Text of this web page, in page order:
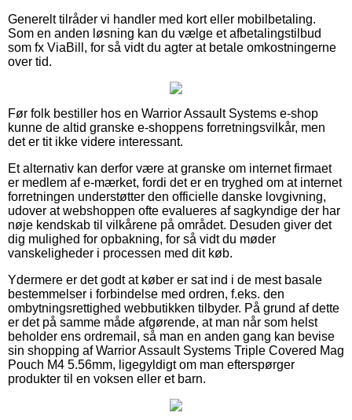
Generelt tilråder vi handler med kort eller mobilbetaling.
Som en anden løsning kan du vælge et afbetalingstilbud
som fx ViaBill, for så vidt du agter at betale omkostningerne
over tid.
Før folk bestiller hos en Warrior Assault Systems e-shop
kunne de altid granske e-shoppens forretningsvilkår, men
det er tit ikke videre interessant.
Et alternativ kan derfor være at granske om internet firmaet
er medlem af e-mærket, fordi det er en tryghed om at internet
forretningen understøtter den officielle danske lovgivning,
udover at webshoppen ofte evalueres af sagkyndige der har
nøje kendskab til vilkårene på området. Desuden giver det
dig mulighed for opbakning, for så vidt du møder
vanskeligheder i processen med dit køb.
Ydermere er det godt at køber er sat ind i de mest basale
bestemmelser i forbindelse med ordren, f.eks. den
ombytningsrettighed webbutikken tilbyder. På grund af dette
er det på samme måde afgørende, at man når som helst
beholder ens ordremail, så man en anden gang kan bevise
sin shopping af Warrior Assault Systems Triple Covered Mag
Pouch M4 5.56mm, ligegyldigt om man efterspørger
produkter til en voksen eller et barn.